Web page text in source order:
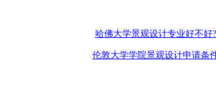
哈佛大学景观设计专业好不好?
伦敦大学学院景观设计申请条